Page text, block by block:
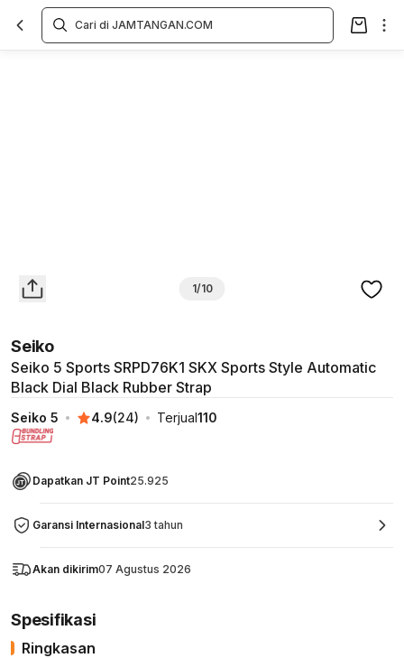
1/10
Seiko
Seiko 5 Sports SRPD76K1 SKX Sports Style Automatic
Black Dial Black Rubber Strap
Seiko 5 4.9(24) Terjual110
Dapatkan JT Point25.925
Garansi Internasional3 tahun
Akan dikirim07 Agustus 2026
Spesifikasi
Ringkasan